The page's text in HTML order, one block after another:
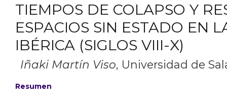
TIEMPOS DE COLAPSO Y
ESPACIOS SIN ESTADO EN
IBÉRICA (SIGLOS VIII-X)
Iñaki Martín Viso, Universidad de
Resumen